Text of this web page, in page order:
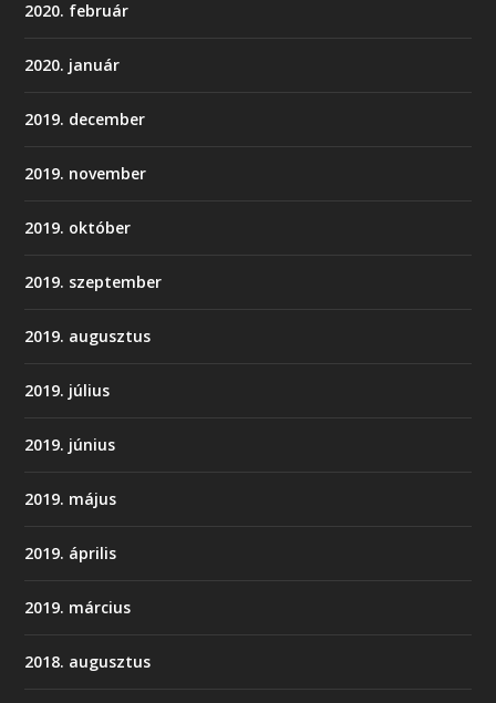
2020. február
2020. január
2019. december
2019. november
2019. október
2019. szeptember
2019. augusztus
2019. július
2019. június
2019. május
2019. április
2019. március
2018. augusztus